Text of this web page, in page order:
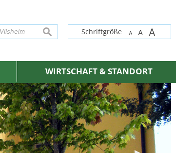
Schriftgröße A A A
suchen
WIRTSCHAFT & STANDORT